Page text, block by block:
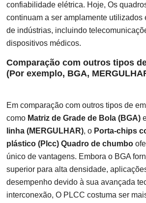
confiabilidade elétrica. Hoje, Os
continuam a ser amplamente utilizados
de indústrias, incluindo
dispositivos médicos.
Comparação com outros tipos
(Por exemplo, BGA,
Em comparação com outros tipos de
como Matriz de Grade de Bola (BGA)
linha (MERGULHAR), o Porta-chips
plástico (Plcc) Quadro de chumbo
único de vantagens. Embora o BGA
superior para alta densidade,
desempenho devido à sua avançada
interconexão, O PLCC costuma ser